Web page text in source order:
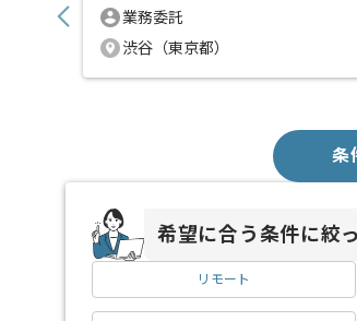
業務委託
渋谷（東京都）
条
希望に合う条件に絞
リモート